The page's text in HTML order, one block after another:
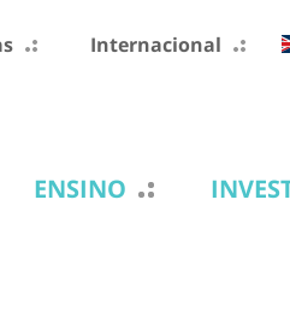
Internacional
ENSINO